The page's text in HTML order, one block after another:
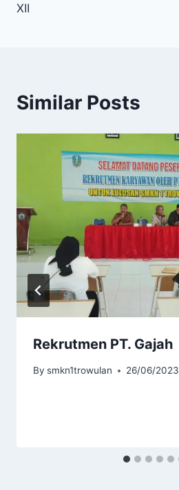
XII
Similar Posts
Rekrutmen PT. Gajah
By smkn1trowulan 26/06/2023